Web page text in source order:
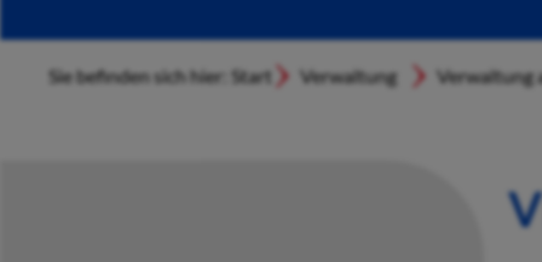
Sie befinden sich hier: Start Verwaltung Verwaltung